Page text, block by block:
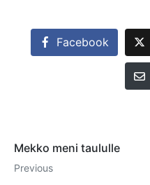
Facebook
Mekko meni taululle
Previous